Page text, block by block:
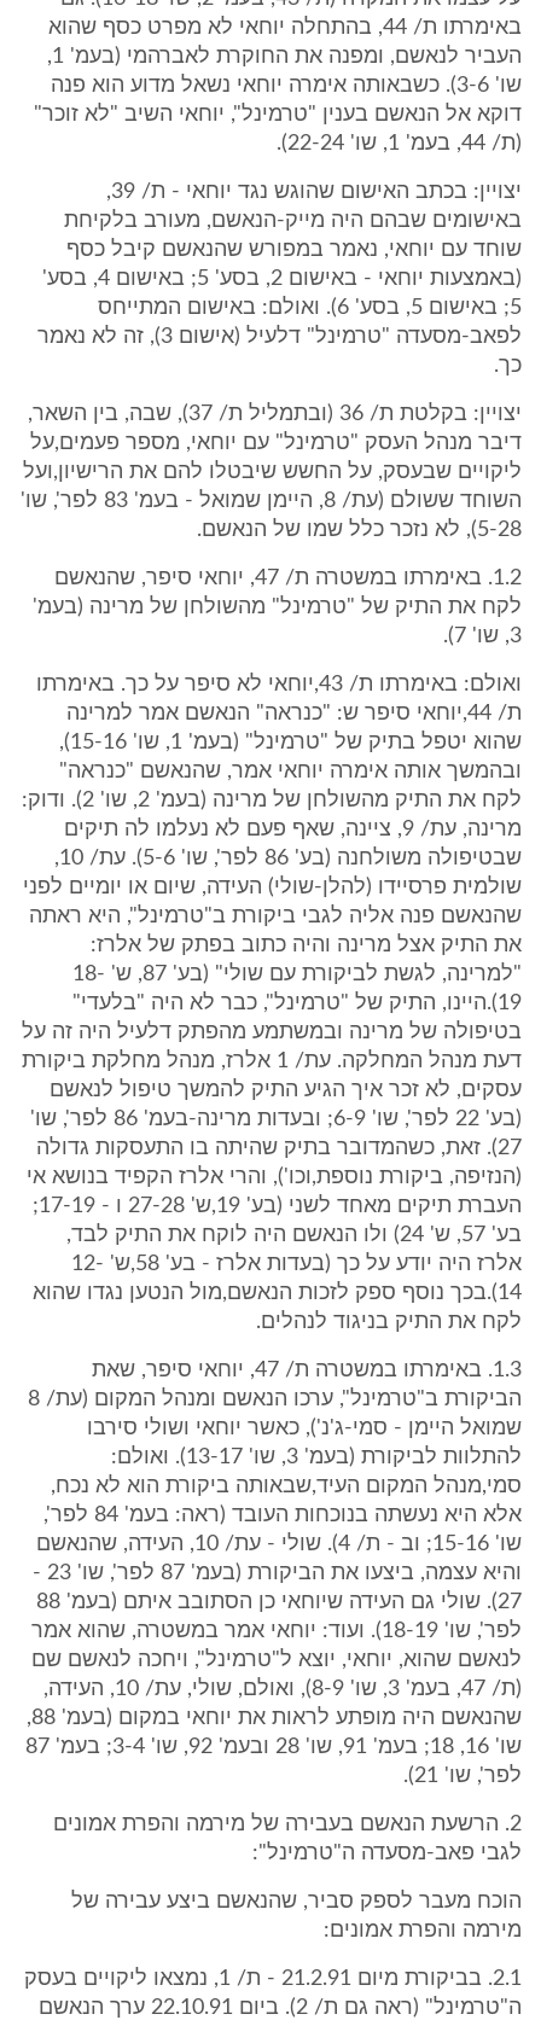
באימרתו ת/ 44, בהתחלה יוחאי לא מפרט כסף שהוא
העביר לנאשם, ומפנה את החוקרת לאברהמי (בעמ' 1,
שו' 3-6). כשבאותה אימרה יוחאי נשאל מדוע הוא פנה
דוקא אל הנאשם בענין "טרמינל", יוחאי השיב "לא זוכר"
(ת/ 44, בעמ' 1, שו' 22-24).
יצויין: בכתב האישום שהוגש נגד יוחאי - ת/ 39,
באישומים שבהם היה מייק-הנאשם, מעורב בלקיחת
שוחד עם יוחאי, נאמר במפורש שהנאשם קיבל כסף
(באמצעות יוחאי - באישום 2, בסע' 5; באישום 4, בסע'
5; באישום 5, בסע' 6). ואולם: באישום המתייחס
לפאב-מסעדה "טרמינל" דלעיל (אישום 3), זה לא נאמר
כך.
יצויין: בקלטת ת/ 36 (ובתמליל ת/ 37), שבה, בין השאר,
דיבר מנהל העסק "טרמינל" עם יוחאי, מספר פעמים,על
ליקויים שבעסק, על החשש שיבטלו להם את הרישיון,ועל
השוחד ששולם (עת/ 8, היימן שמואל - בעמ' 83 לפר', שו'
5-28), לא נזכר כלל שמו של הנאשם.
1.2. באימרתו במשטרה ת/ 47, יוחאי סיפר, שהנאשם
לקח את התיק של "טרמינל" מהשולחן של מרינה (בעמ'
3, שו' 7).
ואולם: באימרתו ת/ 43,יוחאי לא סיפר על כך. באימרתו
ת/ 44,יוחאי סיפר ש: "כנראה" הנאשם אמר למרינה
שהוא יטפל בתיק של "טרמינל" (בעמ' 1, שו' 15-16),
ובהמשך אותה אימרה יוחאי אמר, שהנאשם "כנראה"
לקח את התיק מהשולחן של מרינה (בעמ' 2, שו' 2). ודוק:
מרינה, עת/ 9, ציינה, שאף פעם לא נעלמו לה תיקים
שבטיפולה משולחנה (בע' 86 לפר', שו' 5-6). עת/ 10,
שולמית פרסיידו (להלן-שולי) העידה, שיום או יומיים לפני
שהנאשם פנה אליה לגבי ביקורת ב"טרמינל", היא ראתה
את התיק אצל מרינה והיה כתוב בפתק של אלרז:
"למרינה, לגשת לביקורת עם שולי" (בע' 87, ש' 18-
19).היינו, התיק של "טרמינל", כבר לא היה "בלעדי"
בטיפולה של מרינה ובמשתמע מהפתק דלעיל היה זה על
דעת מנהל המחלקה. עת/ 1 אלרז, מנהל מחלקת ביקורת
עסקים, לא זכר איך הגיע התיק להמשך טיפול לנאשם
(בע' 22 לפר', שו' 6-9; ובעדות מרינה-בעמ' 86 לפר', שו'
27). זאת, כשהמדובר בתיק שהיתה בו התעסקות גדולה
(הנזיפה, ביקורת נוספת,וכו'), והרי אלרז הקפיד בנושא אי
העברת תיקים מאחד לשני (בע' 19,ש' 27-28 ו - 17-19;
בע' 57, ש' 24) ולו הנאשם היה לוקח את התיק לבד,
אלרז היה יודע על כך (בעדות אלרז - בע' 58,ש' 12-
14).בכך נוסף ספק לזכות הנאשם,מול הנטען נגדו שהוא
לקח את התיק בניגוד לנהלים.
1.3. באימרתו במשטרה ת/ 47, יוחאי סיפר, שאת
הביקורת ב"טרמינל", ערכו הנאשם ומנהל המקום (עת/ 8
שמואל היימן - סמי-ג'נ'), כאשר יוחאי ושולי סירבו
להתלוות לביקורת (בעמ' 3, שו' 13-17). ואולם:
סמי,מנהל המקום העיד,שבאותה ביקורת הוא לא נכח,
אלא היא נעשתה בנוכחות העובד (ראה: בעמ' 84 לפר',
שו' 15-16; וב - ת/ 4). שולי - עת/ 10, העידה, שהנאשם
והיא עצמה, ביצעו את הביקורת (בעמ' 87 לפר', שו' 23 -
27). שולי גם העידה שיוחאי כן הסתובב איתם (בעמ' 88
לפר', שו' 18-19). ועוד: יוחאי אמר במשטרה, שהוא אמר
לנאשם שהוא, יוחאי, יוצא ל"טרמינל", ויחכה לנאשם שם
(ת/ 47, בעמ' 3, שו' 8-9), ואולם, שולי, עת/ 10, העידה,
שהנאשם היה מופתע לראות את יוחאי במקום (בעמ' 88,
שו' 16, 18; בעמ' 91, שו' 28 ובעמ' 92, שו' 3-4; בעמ' 87
לפר', שו' 21).
2. הרשעת הנאשם בעבירה של מירמה והפרת אמונים
לגבי פאב-מסעדה ה"טרמינל":
הוכח מעבר לספק סביר, שהנאשם ביצע עבירה של
מירמה והפרת אמונים:
2.1. בביקורת מיום 21.2.91 - ת/ 1, נמצאו ליקויים בעסק
ה"טרמינל" (ראה גם ת/ 2). ביום 22.10.91 ערך הנאשם